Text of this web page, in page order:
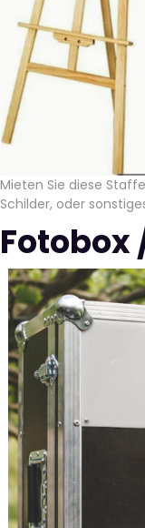
Mieten Sie diese
Schilder, oder
Fotobox